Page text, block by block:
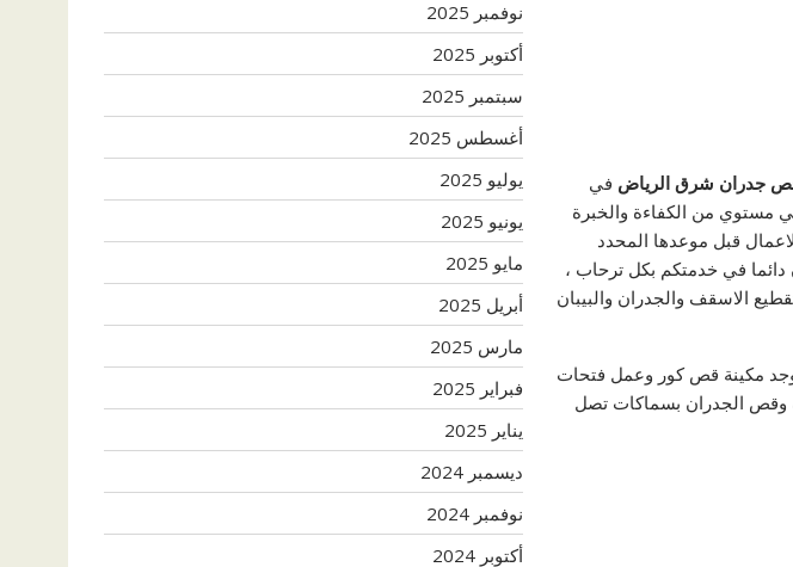
جدران شرق الرياض في
علي اعلي مستوي من الكفاءة والخبرة
قبل موعدها المحدد
في خدمتكم بكل ترحاب ،
الاسقف والجدران والبيبان
مكينة قص كور وعمل فتحات
وقص الجدران بسماكات تصل
نوفمبر 2025
أكتوبر 2025
سبتمبر 2025
أغسطس 2025
يوليو 2025
يونيو 2025
مايو 2025
أبريل 2025
مارس 2025
فبراير 2025
يناير 2025
ديسمبر 2024
نوفمبر 2024
أكتوبر 2024